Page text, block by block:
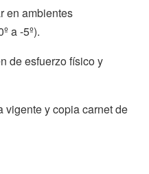
en ambientes
a -5º).
de esfuerzo físico y
vigente y copia carnet de